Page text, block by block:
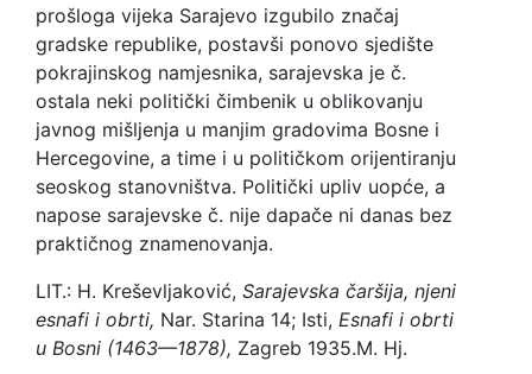
prošloga vijeka Sarajevo izgubilo značaj
gradske republike, postavši ponovo sjedište
pokrajinskog namjesnika, sarajevska je č.
ostala neki politički čimbenik u oblikovanju
javnog mišljenja u manjim gradovima Bosne i
Hercegovine, a time i u političkom orijentiranju
seoskog stanovništva. Politički upliv uopće, a
napose sarajevske č. nije dapače ni danas bez
praktičnog znamenovanja.
LIT.: H. Kreševljaković, Sarajevska čaršija, njeni
esnafi i obrti, Nar. Starina 14; Isti, Esnafi i obrti
u Bosni (1463—1878), Zagreb 1935.M. Hj.